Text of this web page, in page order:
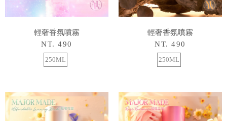
輕奢香氛噴霧
NT. 490
250ML
輕奢香氛噴霧
NT. 490
250ML